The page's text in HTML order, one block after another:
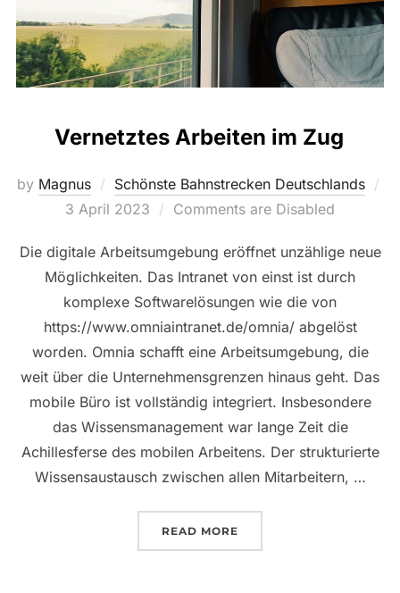
Vernetztes Arbeiten im Zug
by Magnus
Schönste Bahnstrecken Deutschlands
Posted
3 April 2023 Comments are Disabled
Die digitale Arbeitsumgebung eröffnet unzählige neue
Möglichkeiten. Das Intranet von einst ist durch
komplexe Softwarelösungen wie die von
https://www.omniaintranet.de/omnia/ abgelöst
worden. Omnia schafft eine Arbeitsumgebung, die
weit über die Unternehmensgrenzen hinaus geht. Das
mobile Büro ist vollständig integriert. Insbesondere
das Wissensmanagement war lange Zeit die
Achillesferse des mobilen Arbeitens. Der strukturierte
Wissensaustausch zwischen allen Mitarbeitern, …
READ MORE